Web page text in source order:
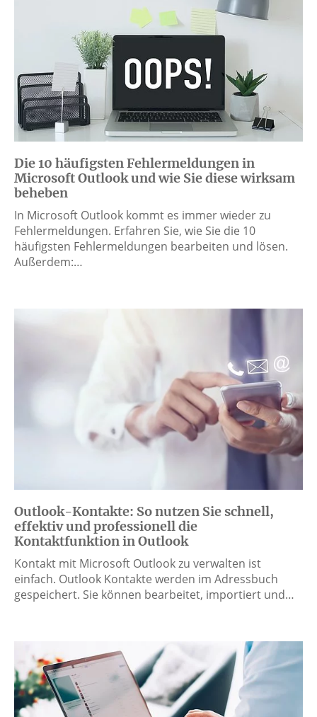
Die 10 häufigsten Fehlermeldungen in
Microsoft Outlook und wie Sie diese wirksam
beheben
In Microsoft Outlook kommt es immer wieder zu
Fehlermeldungen. Erfahren Sie, wie Sie die 10
häufigsten Fehlermeldungen bearbeiten und lösen.
Außerdem:…
Outlook-Kontakte: So nutzen Sie schnell,
effektiv und professionell die
Kontaktfunktion in Outlook
Kontakt mit Microsoft Outlook zu verwalten ist
einfach. Outlook Kontakte werden im Adressbuch
gespeichert. Sie können bearbeitet, importiert und…